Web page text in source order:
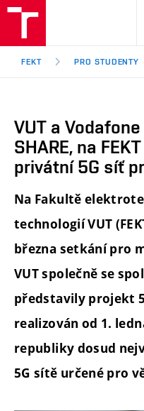
Brno
FEKT PRO STUDENTY
VUT a
SHARE, na
privátní 5G síť
Na Fakultě
technologií VUT
března setkání pro
VUT společně se
představily projekt
realizován od 1.
republiky dosud
5G sítě určené pro